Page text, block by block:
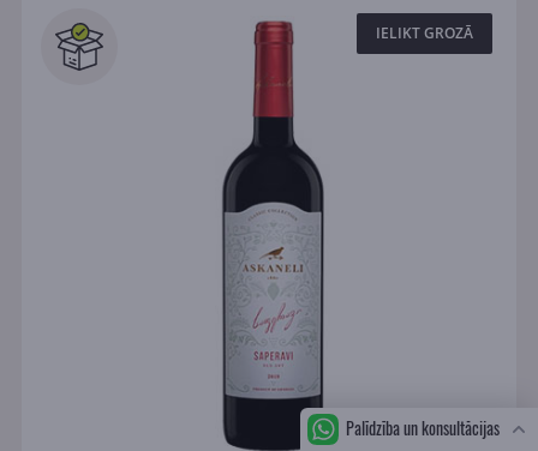
Palīdzība un konsultācijas
IELIKT GROZĀ